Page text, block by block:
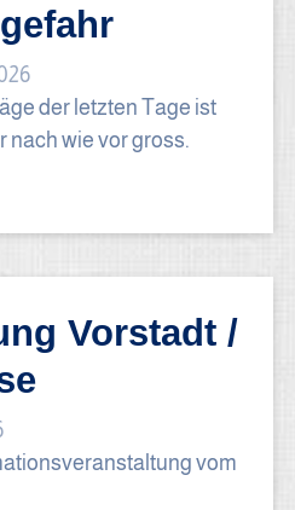
der letzten Tage ist
wie vor gross.
Vorstadt /
vom